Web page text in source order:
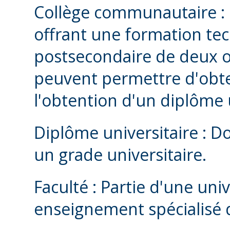
Collège communautaire
offrant une formation
postsecondaire de deux
peuvent permettre
l'obtention d'un diplôme
Diplôme universitaire :
un grade universitaire.
Faculté : Partie d'une
enseignement spécialisé